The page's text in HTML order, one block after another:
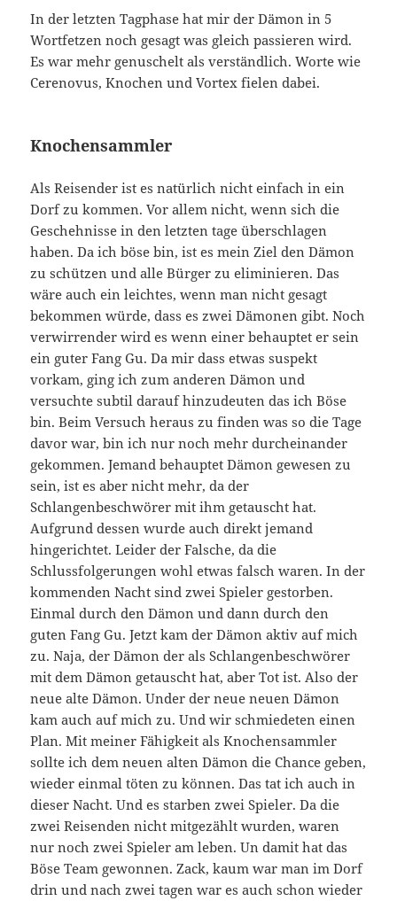
In der letzten Tagphase hat mir der Dämon in 5
Wortfetzen noch gesagt was gleich passieren wird.
Es war mehr genuschelt als verständlich. Worte wie
Cerenovus, Knochen und Vortex fielen dabei.
Knochensammler
Als Reisender ist es natürlich nicht einfach in ein
Dorf zu kommen. Vor allem nicht, wenn sich die
Geschehnisse in den letzten tage überschlagen
haben. Da ich böse bin, ist es mein Ziel den Dämon
zu schützen und alle Bürger zu eliminieren. Das
wäre auch ein leichtes, wenn man nicht gesagt
bekommen würde, dass es zwei Dämonen gibt. Noch
verwirrender wird es wenn einer behauptet er sein
ein guter Fang Gu. Da mir dass etwas suspekt
vorkam, ging ich zum anderen Dämon und
versuchte subtil darauf hinzudeuten das ich Böse
bin. Beim Versuch heraus zu finden was so die Tage
davor war, bin ich nur noch mehr durcheinander
gekommen. Jemand behauptet Dämon gewesen zu
sein, ist es aber nicht mehr, da der
Schlangenbeschwörer mit ihm getauscht hat.
Aufgrund dessen wurde auch direkt jemand
hingerichtet. Leider der Falsche, da die
Schlussfolgerungen wohl etwas falsch waren. In der
kommenden Nacht sind zwei Spieler gestorben.
Einmal durch den Dämon und dann durch den
guten Fang Gu. Jetzt kam der Dämon aktiv auf mich
zu. Naja, der Dämon der als Schlangenbeschwörer
mit dem Dämon getauscht hat, aber Tot ist. Also der
neue alte Dämon. Under der neue neuen Dämon
kam auch auf mich zu. Und wir schmiedeten einen
Plan. Mit meiner Fähigkeit als Knochensammler
sollte ich dem neuen alten Dämon die Chance geben,
wieder einmal töten zu können. Das tat ich auch in
dieser Nacht. Und es starben zwei Spieler. Da die
zwei Reisenden nicht mitgezählt wurden, waren
nur noch zwei Spieler am leben. Un damit hat das
Böse Team gewonnen. Zack, kaum war man im Dorf
drin und nach zwei tagen war es auch schon wieder